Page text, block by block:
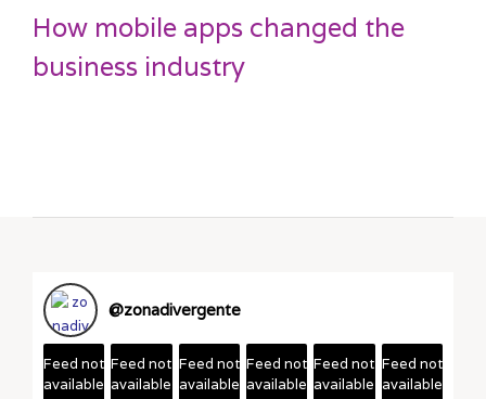
How mobile apps changed the
business industry
@zonadivergente
Feed not
available
Feed not
available
Feed not
available
Feed not
available
Feed not
available
Feed not
available